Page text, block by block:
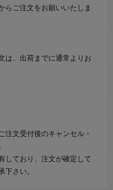
らご注文をお願いいたしま
は、出荷までに通常よりお
注文受付後のキャンセル・
しており、注文が確定して
下さい。